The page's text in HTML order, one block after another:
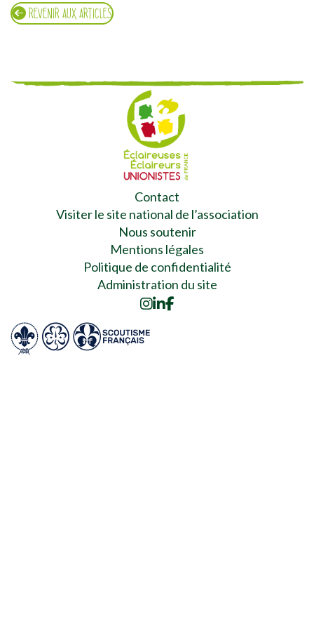
REVENIR AUX ARTICLES
Contact
Visiter le site national de l’association
Nous soutenir
Mentions légales
Politique de confidentialité
Administration du site